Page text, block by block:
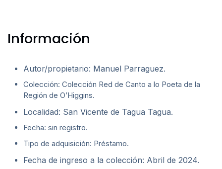
Información
Autor/propietario: Manuel Parraguez.
Colección: Colección Red de Canto a lo Poeta de la
Región de O’Higgins.
Localidad: San Vicente de Tagua Tagua.
Fecha: sin registro.
Tipo de adquisición: Préstamo.
Fecha de ingreso a la colección: Abril de 2024.